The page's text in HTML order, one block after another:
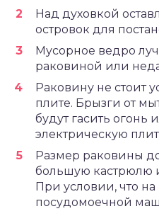
Над духовкой
островок для
Мусорное ведро
раковиной или
Раковину не стоит
плите. Брызги от
будут гасить огонь
электрическую
Размер раковины
большую кастрюлю
При условии, что на
посудомоечной